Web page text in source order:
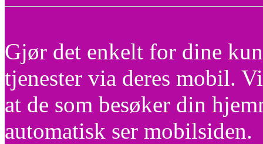
Gjør det enkelt for dine
tjenester via deres mobil.
at de som besøker din
automatisk ser mobilsiden.